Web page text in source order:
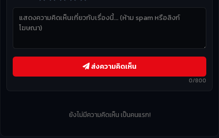
0/800
ส่งความคิดเห็น
ยังไม่มีความคิดเห็น เป็นคนแรก!